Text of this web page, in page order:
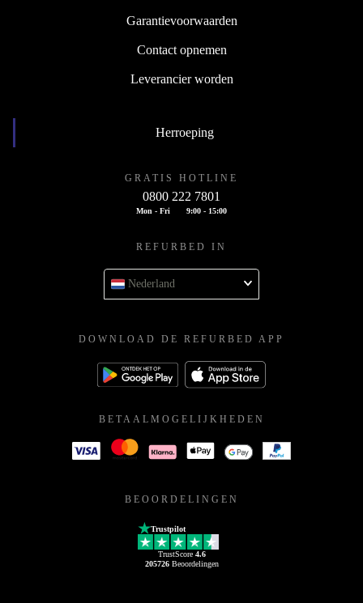
Garantievoorwaarden
Contact opnemen
Leverancier worden
Herroeping
GRATIS HOTLINE
0800 222 7801
Mon - Fri 9:00 - 15:00
REFURBED IN
Nederland
DOWNLOAD DE REFURBED APP
BETAALMOGELIJKHEDEN
BEOORDELINGEN
Trustpilot
TrustScore 4.6
205726Beoordelingen